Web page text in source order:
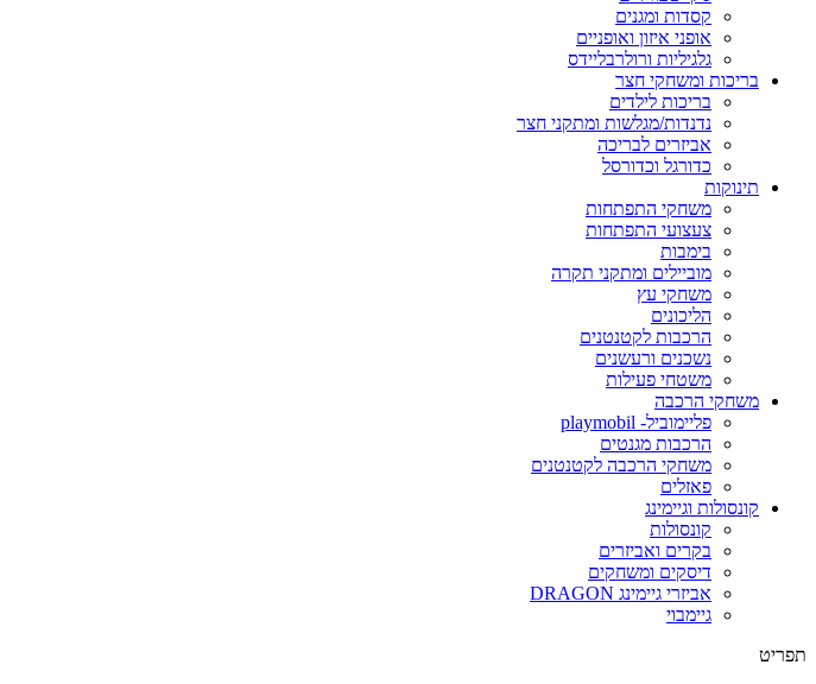
קסדות ומגנים
אופני איזון ואופניים
גלגיליות ורולרבליידס
בריכות ומשחקי חצר
בריכות לילדים
נדנדות/מגלשות ומתקני חצר
אביזרים לבריכה
כדורגל וכדורסל
תינוקות
משחקי התפתחות
צעצועי התפתחות
בימבות
מוביילים ומתקני תקרה
משחקי עץ
הליכונים
הרכבות לקטנטנים
נשכנים ורעשנים
משטחי פעילות
משחקי הרכבה
פליימוביל- playmobil
הרכבות מגנטים
משחקי הרכבה לקטנטנים
פאזלים
קונסולות וגיימינג
קונסולות
בקרים ואביזרים
דיסקים ומשחקים
אביזרי גיימינג DRAGON
גיימבוי
תפריט